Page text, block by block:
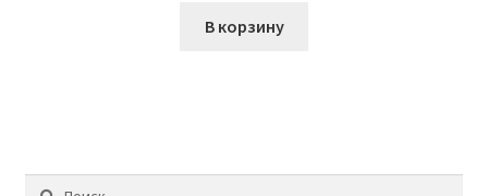
В корзину
Найти: